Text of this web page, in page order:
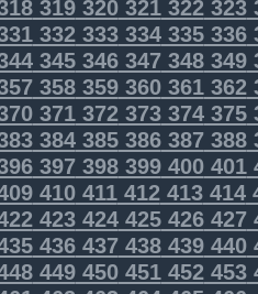
319320321322323
332333334335336
345346347348349
358359360361362
371372373374375
384385386387388
397398399400401
410411412413414
423424425426427
436437438439440
449450451452453